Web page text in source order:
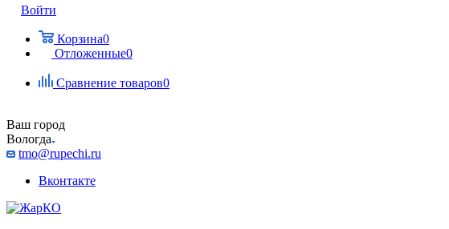
Войти
Корзина0
Отложенные0
Сравнение товаров0
Ваш город
Вологда
tmo@rupechi.ru
Вконтакте